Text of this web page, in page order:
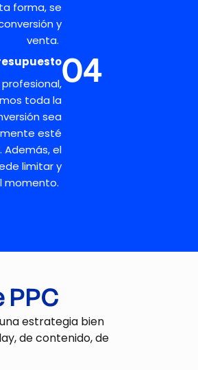
forma, se
y
venta.
,
toda la
sea
esté
Además, el
limitar y
momento.
04
estrategia bien
, de contenido, de